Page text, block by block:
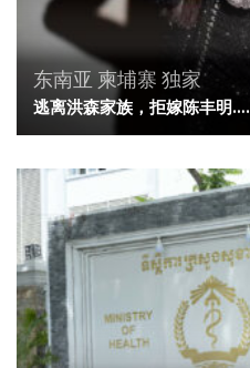
东南亚 柬埔寨 独家
逃离洪森家族，拒嫁陈丰明